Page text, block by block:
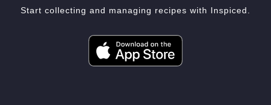
Start collecting and managing recipes with Inspiced.